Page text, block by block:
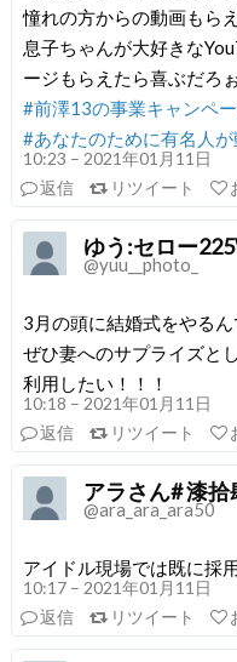
憧れの方からの動画もら
息子ちゃんが大好きな
ージもらえたら喜ぶだろ
#前澤13の事業キャンペ
#あなたのために有名人
10:23 – 2021年01月11日
返信
リツイート
ゆう:セロー
@yuu__photo_
3月の頭に結婚式をやるん
ぜひ妻へのサプライズと
利用したい！！！
10:18 – 2021年01月11日
返信
リツイート
アラさん# 漆拾
@ara_ara_ara50
アイドル現場では既に採
10:17 – 2021年01月11日
返信
リツイート